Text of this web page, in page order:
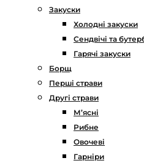
Закуски
Холодні закуски
Сендвічі та
Гарячі закуски
Борщ
Перші страви
Другі страви
М’ясні
Рибне
Овочеві
Гарніри